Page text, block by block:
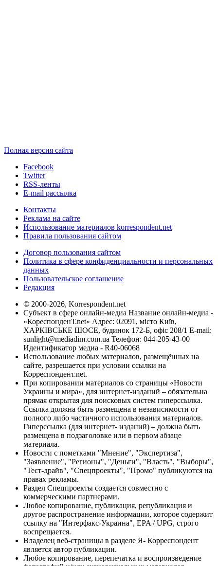
Полная версия сайта
Facebook
Twitter
RSS-ленты
E-mail рассылка
Контакты
Реклама на сайте
Использование материалов korrespondent.net
Правила пользования сайтом
Договор пользования сайтом
Политика в сфере конфиденциальности и персональных
данных
Пользовательское соглашение
Редакция
© 2000-2026, Korrespondent.net
Субъект в сфере онлайн-медиа Название онлайн-медиа -
«КореспонденТ.net» Адрес: 02091, місто Київ,
ХАРКІВСЬКЕ ШОСЕ, будинок 172-Б, офіс 208/1 E-mail:
sunlight@mediadim.com.ua Телефон: 044-205-43-00
Идентификатор медиа - R40-06068
Использование любых материалов, размещённых на
сайте, разрешается при условии ссылки на
Корреспондент.net.
При копировании материалов со страницы «Новости
Украины и мира», для интернет-изданий – обязательна
прямая открытая для поисковых систем гиперссылка.
Ссылка должна быть размещена в независимости от
полного либо частичного использования материалов.
Гиперссылка (для интернет- изданий) – должна быть
размещена в подзаголовке или в первом абзаце
материала.
Новости с пометками "Мнение", "Экспертиза",
"Заявление", "Регионы", "Деньги", "Власть", "Выборы",
"Тест-драйв", "Спецпроекты", "Промо" публикуются на
правах рекламы.
Раздел Спецпроекты создается совместно с
коммерческими партнерами.
Любое копирование, публикация, републикация и
другое распространение информации, которое содержит
ссылку на "Интерфакс-Украина", EPA / UPG, строго
воспрещается.
Владелец веб-страницы в разделе Я- Корреспондент
является автор публикации.
Любое копирование, перепечатка и воспроизведение